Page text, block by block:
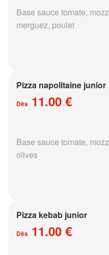
Base sauce tomate,
merguez, poulet
Pizza napolitaine junior
Dès 11.00 €
Base sauce tomate,
olives
Pizza kebab junior
Dès 11.00 €